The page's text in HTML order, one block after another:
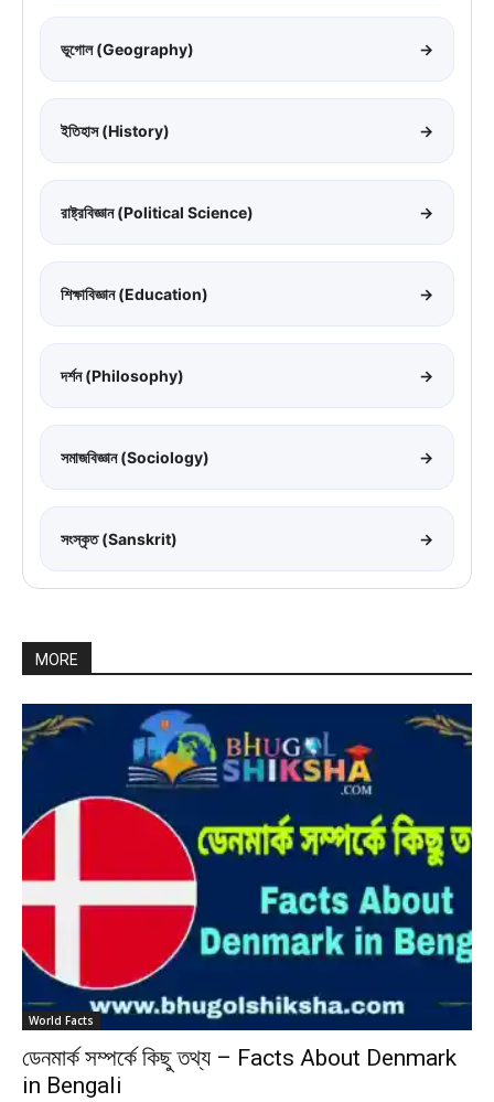
ভূগোল (Geography) →
ইতিহাস (History) →
রাষ্ট্রবিজ্ঞান (Political Science) →
শিক্ষাবিজ্ঞান (Education) →
দর্শন (Philosophy) →
সমাজবিজ্ঞান (Sociology) →
সংস্কৃত (Sanskrit) →
MORE
World Facts
ডেনমার্ক সম্পর্কে কিছু তথ্য – Facts About Denmark
in Bengali